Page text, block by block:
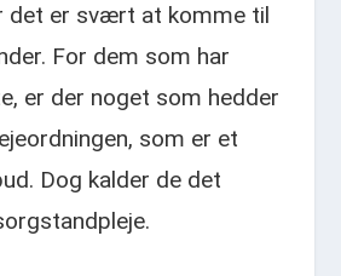
det er svært at komme til
For dem som har
er der noget som hedder
som er et
Dog kalder de det